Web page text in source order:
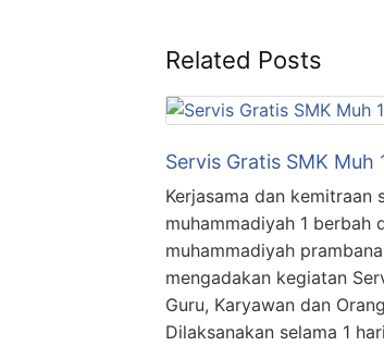
Related Posts
Servis Gratis SMK Muh
Kerjasama dan kemitraan
muhammadiyah 1 berbah
muhammadiyah
mengadakan kegiatan
Guru, Karyawan dan
Dilaksanakan selama 1